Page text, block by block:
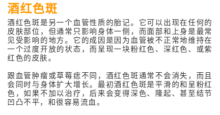
美
容
网
站
Medical
Spa
MD
Medical
Insight
酒红色斑
酒红色斑是另一个血管性质的胎记。它可以出现在任何的
皮肤部位，但通常只影响身体一侧，而面部和上身是最常
见受影响的地方。它的成因是因为血管被不正常地维持在
一个过度开放的状态，而呈现一块粉红色、深红色、或紫
红色的皮肤。
跟血管肿瘤或草莓痣不同，酒红色斑通常不会消失，而且
会同时与身体扩大增长。最初酒红色斑是平滑的和呈粉红
色，如果不加以治疗，后来会变得深色、隆起、甚至结节
凹凸不平，和很容易流血。